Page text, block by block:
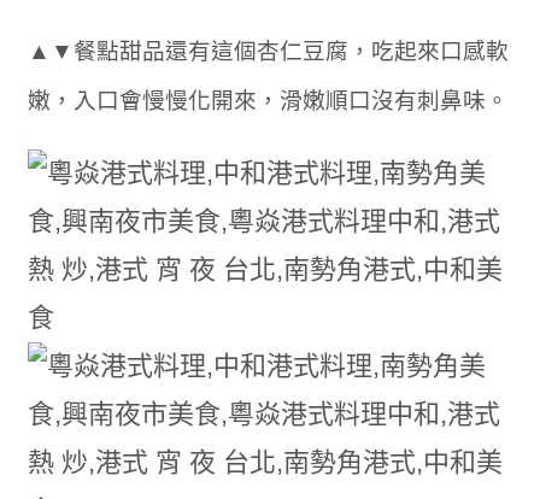
▲▼餐點甜品還有這個杏仁豆腐，吃起來口感軟
嫩，入口會慢慢化開來，滑嫩順口沒有刺鼻味。